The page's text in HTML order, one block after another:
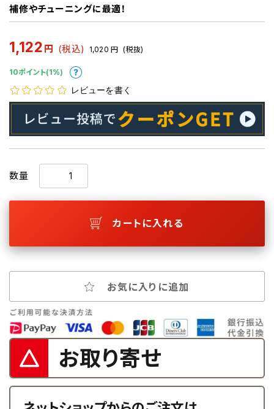
補修やチューニングに最適！
1,122 円 (税込) 1,020 円 (税抜)
10ポイント(1%)
レビューを書く
数量
カートに入れる
お気に入りに追加
お取り寄せ